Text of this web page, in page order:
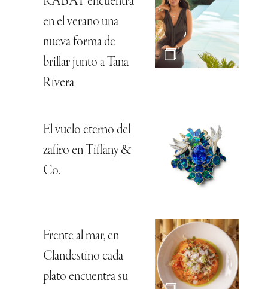
en el verano una
nueva forma de
brillar junto a Tana
Rivera
El vuelo eterno del
zafiro en Tiffany &
Co.
Frente al mar, en
Clandestino cada
plato encuentra su